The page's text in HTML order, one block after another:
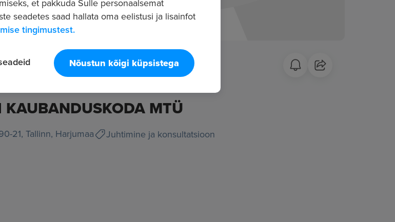
KAUBANDUSKODA MTÜ
21, Tallinn, Harjumaa Juhtimine ja konsultatsioon
et pakkuda Sulle personaalsemat
seadetes saad hallata oma eelistusi ja lisainfot
tingimustest.
Nõustun kõigi küpsistega